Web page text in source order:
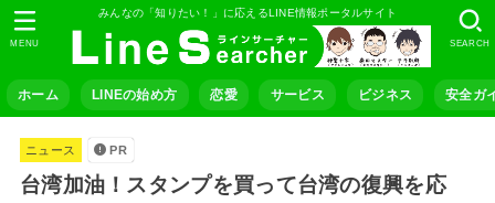
みんなの「知りたい！」に応えるLINE情報ポータルサイト
ホーム LINEの始め方 恋愛 サービス ビジネス 安全ガ
SEARCH
MENU
ニュース PR
台湾加油！スタンプを買って台湾の復興を応